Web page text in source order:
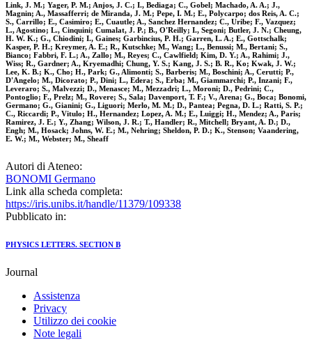
Link, J. M.; Yager, P. M.; Anjos, J. C.; I., Bediaga; C., Gobel; Machado, A. A.; J.,
Magnin; A., Massafferri; de Miranda, J. M.; Pepe, I. M.; E., Polycarpo; dos Reis, A. C.;
S., Carrillo; E., Casimiro; E., Cuautle; A., Sanchez Hernandez; C., Uribe; F., Vazquez;
L., Agostino; L., Cinquini; Cumalat, J. P.; B., O'Reilly; I., Segoni; Butler, J. N.; Cheung,
H. W. K.; G., Chiodini; I., Gaines; Garbincius, P. H.; Garren, L. A.; E., Gottschalk;
Kasper, P. H.; Kreymer, A. E.; R., Kutschke; M., Wang; L., Benussi; M., Bertani; S.,
Bianco; Fabbri, F. L.; A., Zallo; M., Reyes; C., Cawlfield; Kim, D. Y.; A., Rahimi; J.,
Wiss; R., Gardner; A., Kryemadhi; Chung, Y. S.; Kang, J. S.; B. R., Ko; Kwak, J. W.;
Lee, K. B.; K., Cho; H., Park; G., Alimonti; S., Barberis; M., Boschini; A., Cerutti; P.,
D'Angelo; M., Dicorato; P., Dini; L., Edera; S., Erba; M., Giammarchi; P., Inzani; F.,
Leveraro; S., Malvezzi; D., Menasce; M., Mezzadri; L., Moroni; D., Pedrini; C.,
Pontoglio; F., Prelz; M., Rovere; S., Sala; Davenport, T. F.; V., Arena; G., Boca; Bonomi,
Germano; G., Gianini; G., Liguori; Merlo, M. M.; D., Pantea; Pegna, D. L.; Ratti, S. P.;
C., Riccardi; P., Vitulo; H., Hernandez; Lopez, A. M.; E., Luiggi; H., Mendez; A., Paris;
Ramirez, J. E.; Y., Zhang; Wilson, J. R.; T., Handler; R., Mitchell; Bryant, A. D.; D.,
Engh; M., Hosack; Johns, W. E.; M., Nehring; Sheldon, P. D.; K., Stenson; Vaandering,
E. W.; M., Webster; M., Sheaff
Autori di Ateneo:
BONOMI Germano
Link alla scheda completa:
https://iris.unibs.it/handle/11379/109338
Pubblicato in:
PHYSICS LETTERS. SECTION B
Journal
Assistenza
Privacy
Utilizzo dei cookie
Note legali